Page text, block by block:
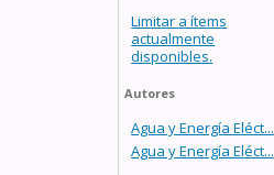
Limitar a ítems
actualmente
disponibles.
Autores
Agua y Energía Eléct...
Agua y Energía Eléct...